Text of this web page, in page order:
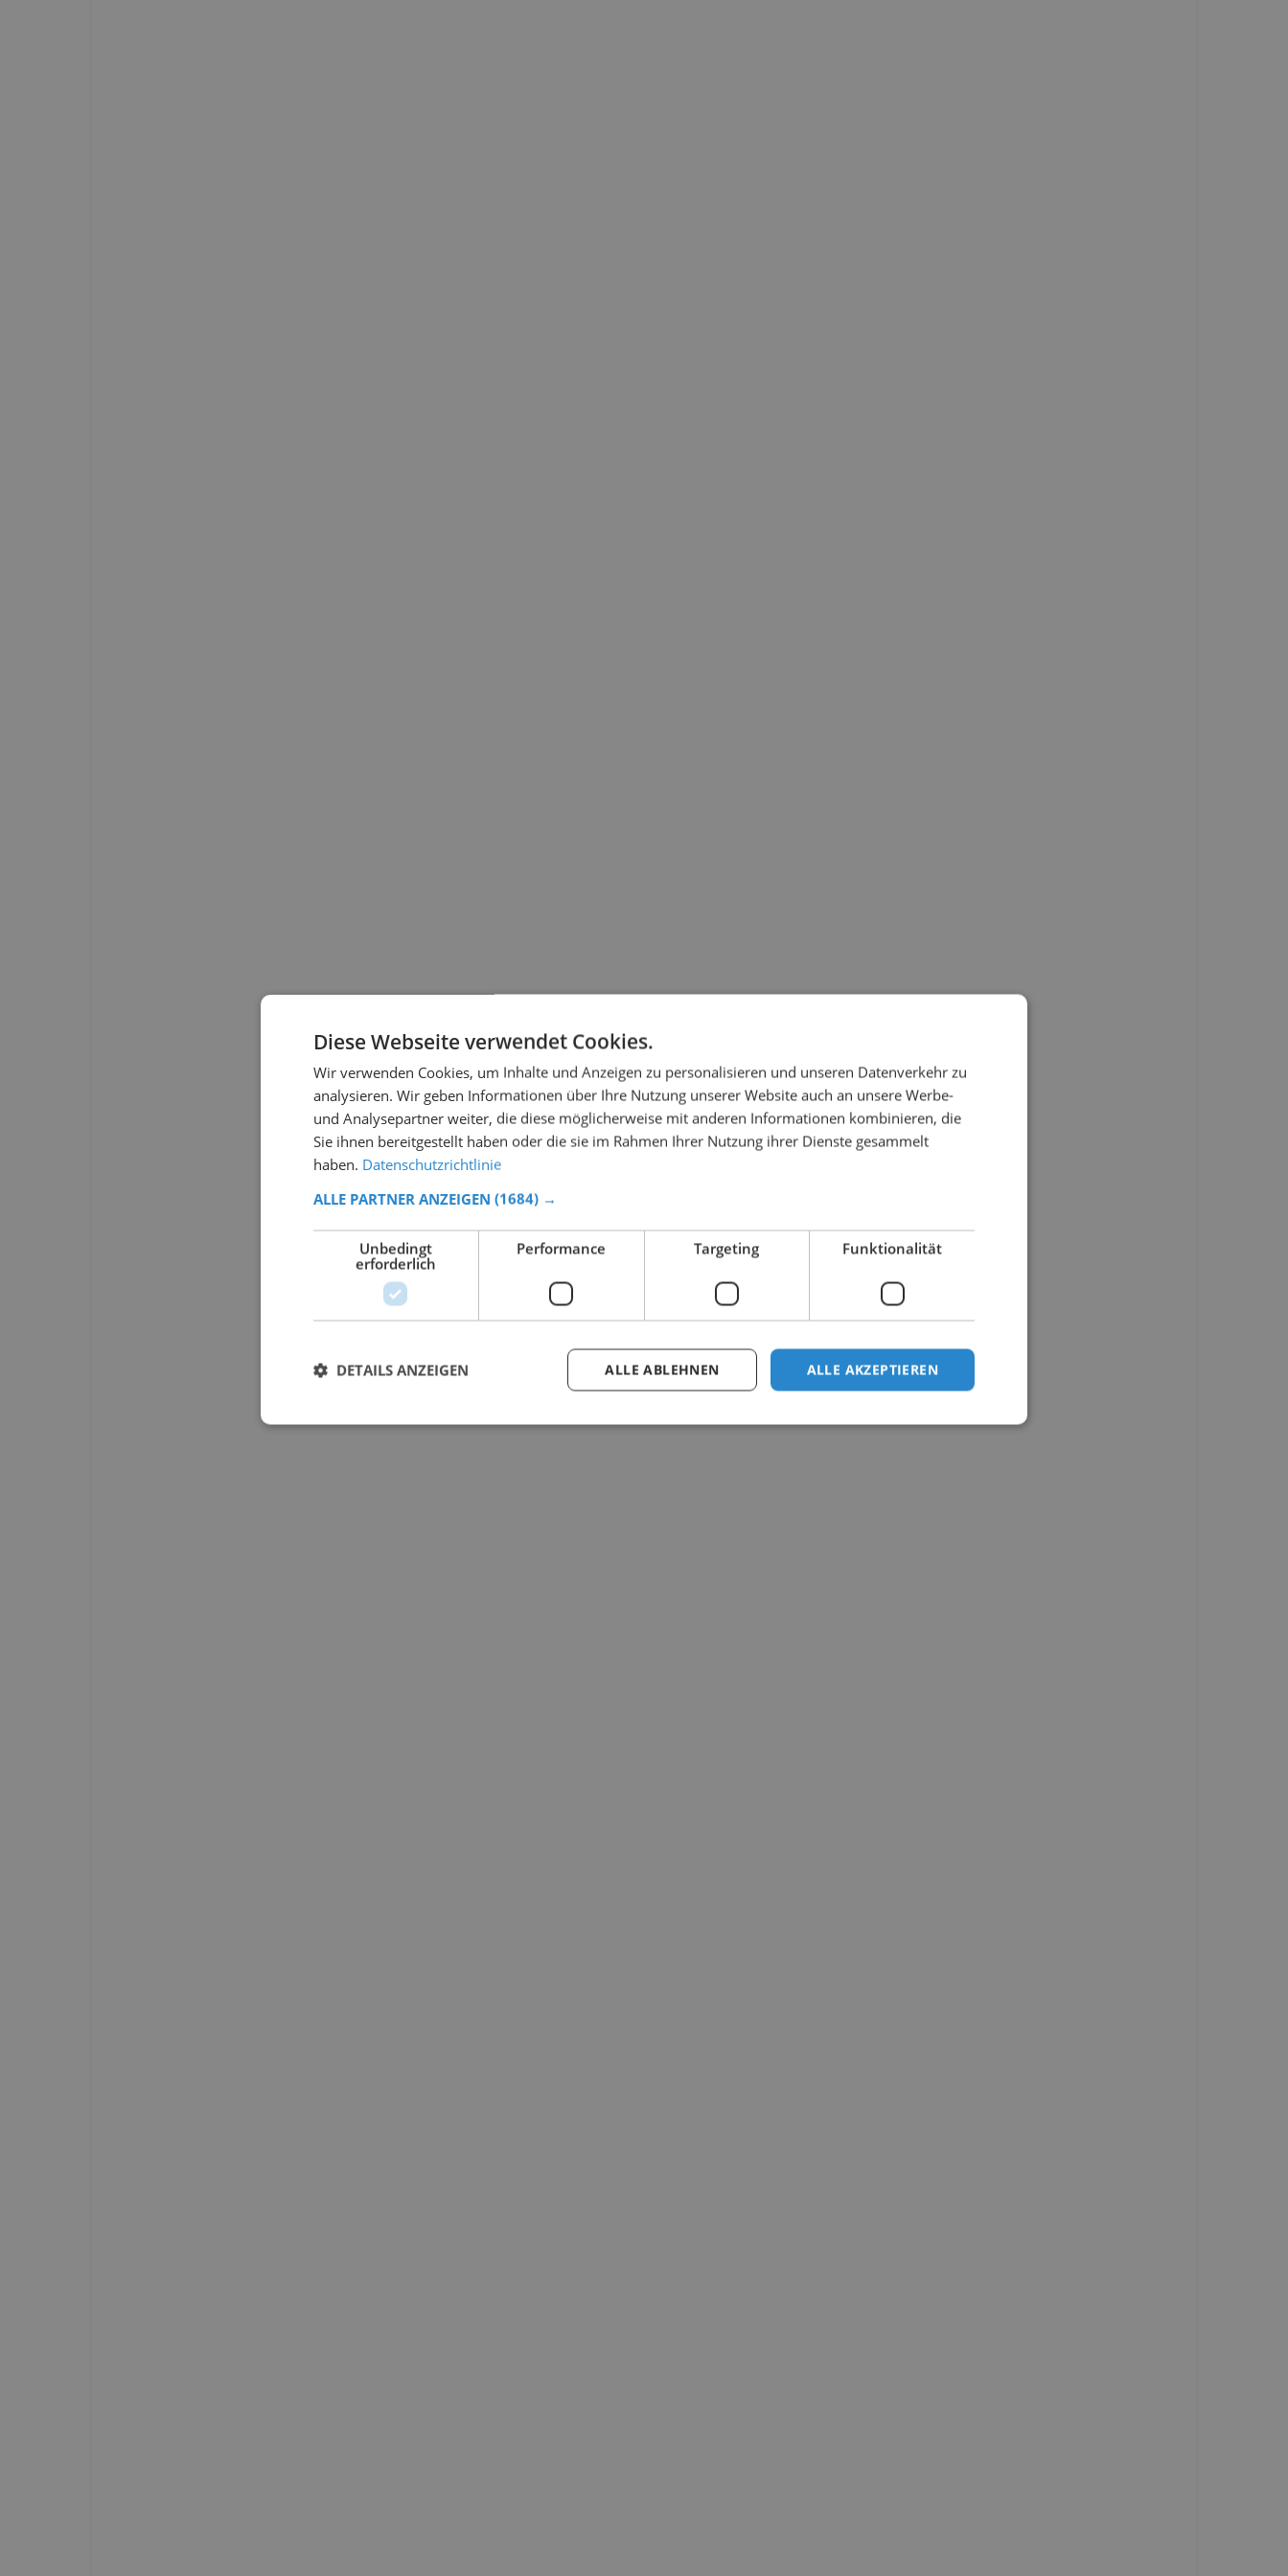
Diese Webseite verwendet Cookies.
Wir verwenden Cookies, um Inhalte und Anzeigen zu personalisieren und unseren Datenverkehr zu
analysieren. Wir geben Informationen über Ihre Nutzung unserer Website auch an unsere Werbe-
und Analysepartner weiter, die diese möglicherweise mit anderen Informationen kombinieren, die
Sie ihnen bereitgestellt haben oder die sie im Rahmen Ihrer Nutzung ihrer Dienste gesammelt
haben. Datenschutzrichtlinie
ALLE PARTNER ANZEIGEN (1684) →
Unbedingt
erforderlich
Performance Targeting Funktionalität
ALLE AKZEPTIEREN
ALLE ABLEHNEN
DETAILS ANZEIGEN